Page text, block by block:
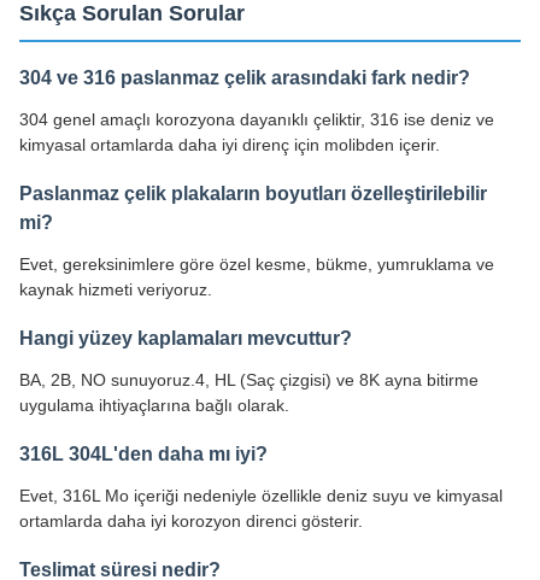
Sıkça Sorulan Sorular
304 ve 316 paslanmaz çelik arasındaki fark nedir?
304 genel amaçlı korozyona dayanıklı çeliktir, 316 ise deniz ve
kimyasal ortamlarda daha iyi direnç için molibden içerir.
Paslanmaz çelik plakaların boyutları özelleştirilebilir
mi?
Evet, gereksinimlere göre özel kesme, bükme, yumruklama ve
kaynak hizmeti veriyoruz.
Hangi yüzey kaplamaları mevcuttur?
BA, 2B, NO sunuyoruz.4, HL (Saç çizgisi) ve 8K ayna bitirme
uygulama ihtiyaçlarına bağlı olarak.
316L 304L'den daha mı iyi?
Evet, 316L Mo içeriği nedeniyle özellikle deniz suyu ve kimyasal
ortamlarda daha iyi korozyon direnci gösterir.
Teslimat süresi nedir?